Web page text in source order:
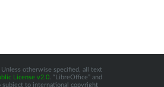
otherwise specified, all text
License v2.0. “LibreOffice” and
subject to international copyright